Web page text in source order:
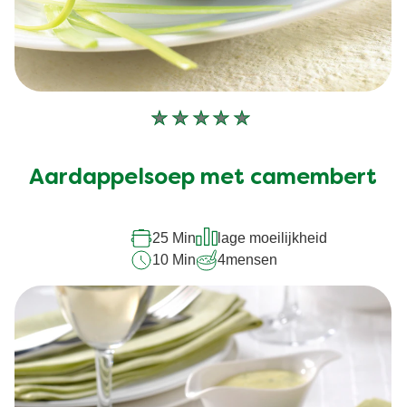
Geen
voor
Aardappelsoep met camembert
25 Min
lage moeilijkheid
10 Min
4mensen